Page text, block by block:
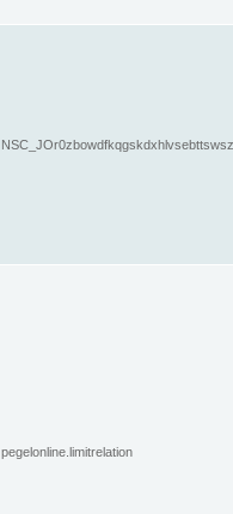
pegelonline.limitrelation